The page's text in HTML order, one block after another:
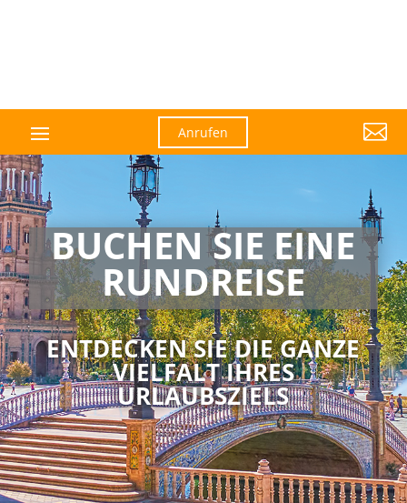
Anrufen 
BUCHEN SIE EINE
RUNDREISE
ENTDECKEN SIE DIE GANZE
VIELFALT IHRES
URLAUBSZIELS